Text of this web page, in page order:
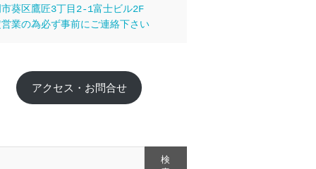
葵区鷹匠3丁目2-1富士ビル2F
業の為必ず事前にご連絡下さい
アクセス・お問合せ
検